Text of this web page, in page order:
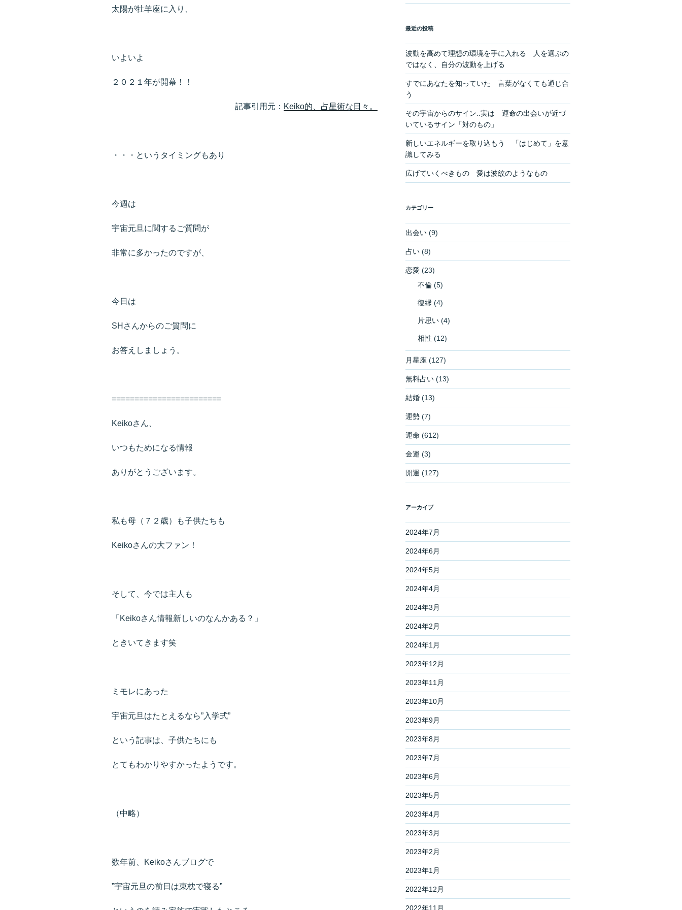
太陽が牡羊座に入り、
いよいよ
２０２１年が開幕！！
記事引用元： Keiko的、占星術な日々。
・・・というタイミングもあり
今週は
宇宙元旦に関するご質問が
非常に多かったのですが、
今日は
SHさんからのご質問に
お答えしましょう。
========================
Keikoさん、
いつもためになる情報
ありがとうございます。
私も母（７２歳）も子供たちも
Keikoさんの大ファン！
そして、今では主人も
「Keikoさん情報新しいのなんかある？」
ときいてきます笑
ミモレにあった
宇宙元旦はたとえるなら”入学式”
という記事は、子供たちにも
とてもわかりやすかったようです。
（中略）
数年前、Keikoさんブログで
”宇宙元旦の前日は東枕で寝る”
最近の投稿
波動を高めて理想の環境を手に入れる 人を選ぶの
ではなく、自分の波動を上げる
すでにあなたを知っていた 言葉がなくても通じ合
う
その宇宙からのサイン..実は 運命の出会いが近づ
いているサイン「対のもの」
新しいエネルギーを取り込もう 「はじめて」を意
識してみる
広げていくべきもの 愛は波紋のようなもの
カテゴリー
出会い(9)
占い(8)
恋愛(23)
不倫(5)
復縁(4)
片思い(4)
相性 (12)
月星座 (127)
無料占い(13)
結婚(13)
運勢(7)
運命 (612)
金運 (3)
開運 (127)
アーカイブ
2024年7月
2024年6月
2024年5月
2024年4月
2024年3月
2024年2月
2024年1月
2023年12月
2023年11月
2023年10月
2023年9月
2023年8月
2023年7月
2023年6月
2023年5月
2023年4月
2023年3月
2023年2月
2023年1月
2022年12月
2022年11月